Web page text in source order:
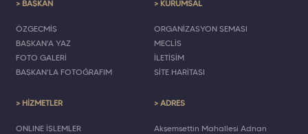
> BAŞKAN
ÖZGEÇMİŞ
BAŞKAN'A YAZ
FOTO GALERİ
BAŞKAN'LA FOTOĞRAFIM
> KURUMSAL
ORGANİZASYON ŞEMASI
MECLİS
İLETİŞİM
SİTE HARİTASI
> HİZMETLER
ONLINE İŞLEMLER
> ADRES
Akşemsettin Mahallesi Adnan